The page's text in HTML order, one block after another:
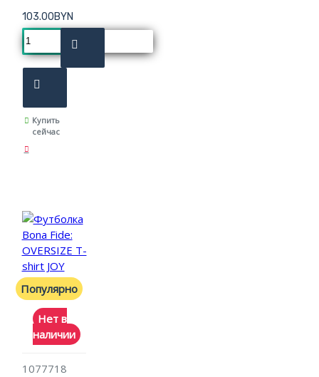
103.00BYN
Купить
сейчас
Популярно
Нет в
наличии
1077718